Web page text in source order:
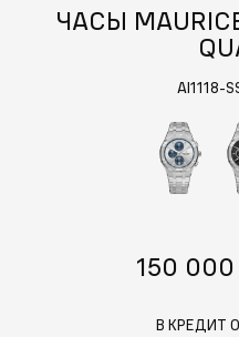
ЧАСЫ
AI1118-
150
В КРЕДИТ